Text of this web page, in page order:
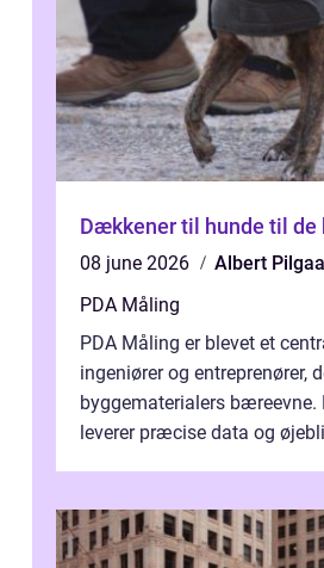
Dækkener til hunde til de
08 june 2026
Albert
PDA Måling
PDA Måling er blevet et
ingeniører og entreprenører,
byggematerialers bæreevne.
leverer præcise data og